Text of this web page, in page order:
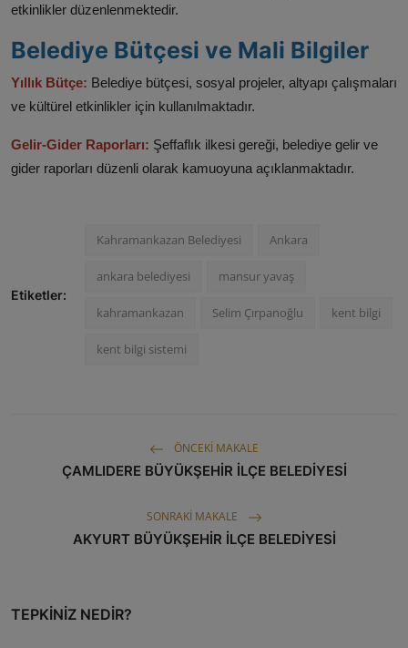
etkinlikler düzenlenmektedir.​
Belediye Bütçesi ve Mali Bilgiler
Yıllık Bütçe: Belediye bütçesi, sosyal projeler, altyapı çalışmaları
ve kültürel etkinlikler için kullanılmaktadır.
Gelir-Gider Raporları: Şeffaflık ilkesi gereği, belediye gelir ve
gider raporları düzenli olarak kamuoyuna açıklanmaktadır.
Etiketler:
Kahramankazan Belediyesi Ankara
ankara belediyesi mansur yavaş
kahramankazan Selim Çırpanoğlu​ kent bilgi
kent bilgi sistemi
ÖNCEKI MAKALE
ÇAMLIDERE BÜYÜKŞEHİR İLÇE BELEDİYESİ
SONRAKI MAKALE
AKYURT BÜYÜKŞEHİR İLÇE BELEDİYESİ
TEPKINIZ NEDIR?